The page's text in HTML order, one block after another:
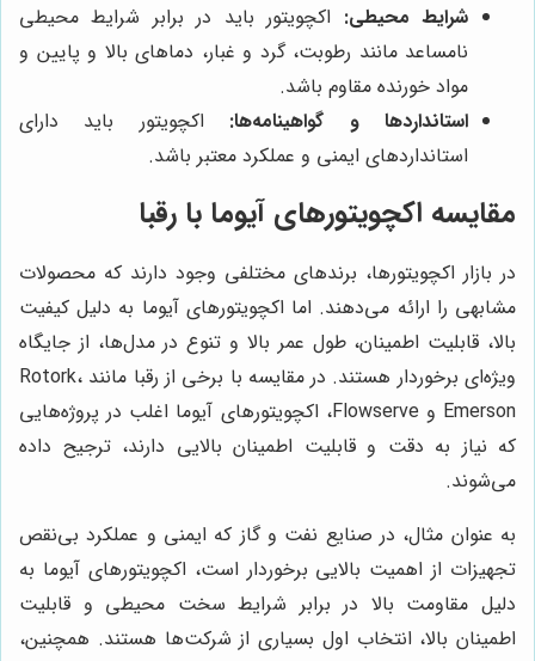
شرایط محیطی: اکچویتور باید در برابر شرایط محیطی
نامساعد مانند رطوبت، گرد و غبار، دماهای بالا و پایین و
مواد خورنده مقاوم باشد.
استانداردها و گواهینامه‌ها: اکچویتور باید دارای
استانداردهای ایمنی و عملکرد معتبر باشد.
مقایسه اکچویتورهای آیوما با رقبا
در بازار اکچویتورها، برندهای مختلفی وجود دارند که محصولات
مشابهی را ارائه می‌دهند. اما اکچویتورهای آیوما به دلیل کیفیت
بالا، قابلیت اطمینان، طول عمر بالا و تنوع در مدل‌ها، از جایگاه
ویژه‌ای برخوردار هستند. در مقایسه با برخی از رقبا مانند Rotork،
Emerson و Flowserve، اکچویتورهای آیوما اغلب در پروژه‌هایی
که نیاز به دقت و قابلیت اطمینان بالایی دارند، ترجیح داده
می‌شوند.
به عنوان مثال، در صنایع نفت و گاز که ایمنی و عملکرد بی‌نقص
تجهیزات از اهمیت بالایی برخوردار است، اکچویتورهای آیوما به
دلیل مقاومت بالا در برابر شرایط سخت محیطی و قابلیت
اطمینان بالا، انتخاب اول بسیاری از شرکت‌ها هستند. همچنین،